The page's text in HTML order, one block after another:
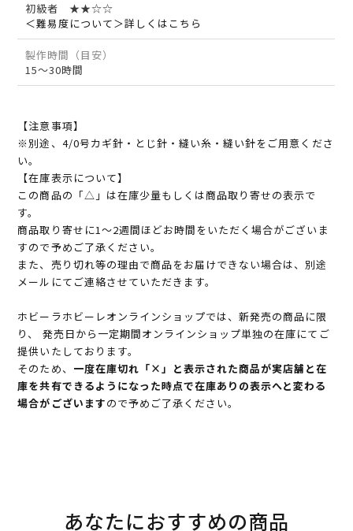
初級者 ★★☆☆
＜難易度について＞詳しくはこちら
製作時間（目安）
15～30時間
【注意事項】
※別途、4/0号カギ針・とじ針・縫い糸・縫い針をご用意くださ
い。
【在庫表示について】
この商品の「△」は在庫少量もしくは商品取り寄せの表示で
す。
商品取り寄せに1～2週間ほどお時間をいただく場合がございま
すので予めご了承ください。
また、売り切れ等の理由で商品をお届けできない場合は、別途
メールにてご連絡させていただきます。
ホビーラホビーレオンラインショップでは、新発売の商品に限
り、 発売日から一定期間オンラインショップ単独の在庫にてご
提供いたしております。
そのため、 一度在庫切れ「×」と表示された商品が実店舗と在
庫を共有できるようになった時点で在庫ありの表示へと変わる
場合がございますので予めご了承ください。
あなたにおすすめの商品